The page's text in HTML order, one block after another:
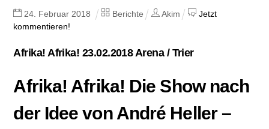
24 Februar 2018 Berichte Akim
Jetzt
kommentieren!
Afrika! Afrika! 23.02.2018 Arena / Trier
Afrika! Afrika! Die Show nach
der Idee von André Heller –